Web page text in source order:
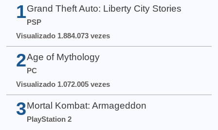
1 Grand Theft Auto: Liberty City Stories
PSP
Visualizado 1.884.073 vezes
2 Age of Mythology
PC
Visualizado 1.072.005 vezes
3 Mortal Kombat: Armageddon
PlayStation 2